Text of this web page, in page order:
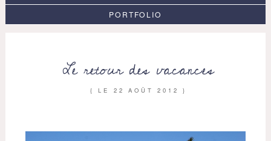
PORTFOLIO
Le retour des vacances
{ LE 22 AOÛT 2012 }